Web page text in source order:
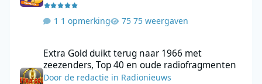
1 opmerking 75 weergaven
Extra Gold duikt terug naar 1966 met
zeezenders, Top 40 en oude radiofragmenten
Doorde redactie in Radionieuws